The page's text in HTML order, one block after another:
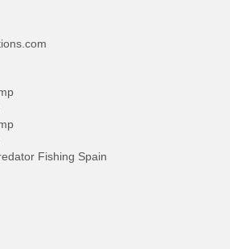
Fishing Spain